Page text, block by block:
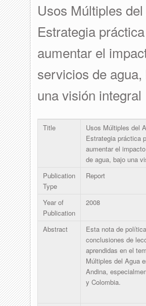
Usos Múltiples
Estrategia
aumentar el
servicios de agua,
una visión integral
Title
Usos Múltiples del
Estrategia práctica
aumentar el
de agua, bajo una
Publication
Type
Report
Year of
Publication
2008
Abstract
Esta nota de
conclusiones de
aprendidas en el
Múltiples del Agua
Andina,
y Colombia.